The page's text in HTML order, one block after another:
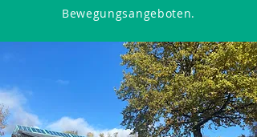
Bewegungsangeboten.